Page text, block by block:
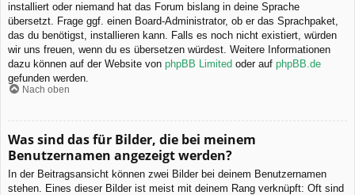
installiert oder niemand hat das Forum bislang in deine Sprache
übersetzt. Frage ggf. einen Board-Administrator, ob er das Sprachpaket,
das du benötigst, installieren kann. Falls es noch nicht existiert, würden
wir uns freuen, wenn du es übersetzen würdest. Weitere Informationen
dazu können auf der Website von phpBB Limited oder auf phpBB.de
gefunden werden.
Nach oben
Was sind das für Bilder, die bei meinem
Benutzernamen angezeigt werden?
In der Beitragsansicht können zwei Bilder bei deinem Benutzernamen
stehen. Eines dieser Bilder ist meist mit deinem Rang verknüpft: Oft sind